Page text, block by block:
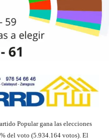
Popular gana las elecciones
del voto (5.934.164 votos). El